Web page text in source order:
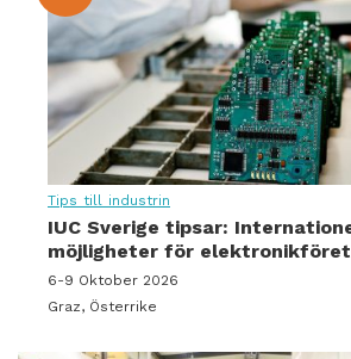
Tips till industrin
IUC Sverige tipsar:
möjligheter för
6-9 Oktober 2026
Graz, Österrike